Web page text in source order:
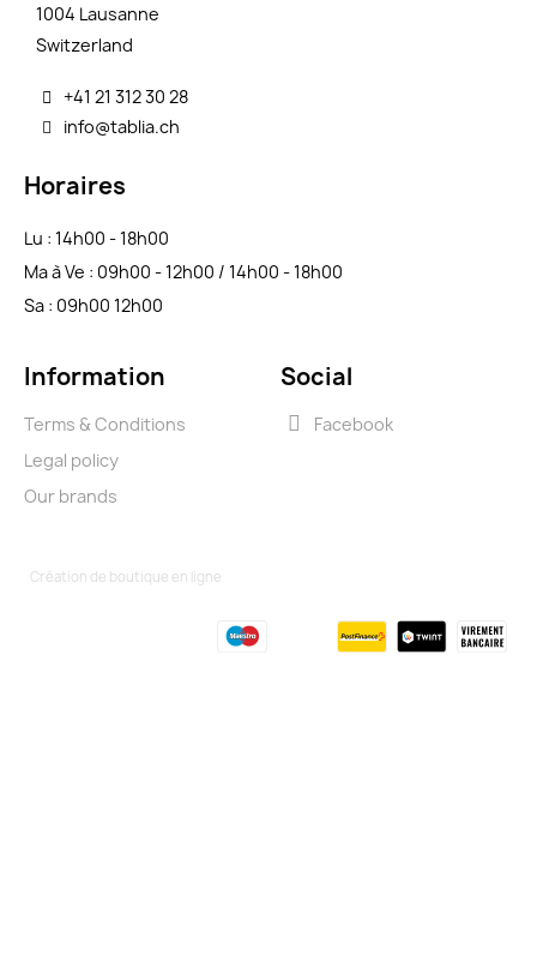
1004 Lausanne
Switzerland
+41 21 312 30 28
info@tablia.ch
Horaires
Lu : 14h00 - 18h00
Ma à Ve : 09h00 - 12h00 / 14h00 - 18h00
Sa : 09h00 12h00
Information
Terms & Conditions
Legal policy
Our brands
Social
Facebook
Création de boutique en ligne